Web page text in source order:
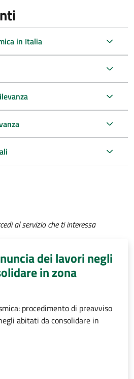
in Italia
al servizio che ti interessa
dei lavori negli
in zona
procedimento di preavviso
abitati da consolidare in